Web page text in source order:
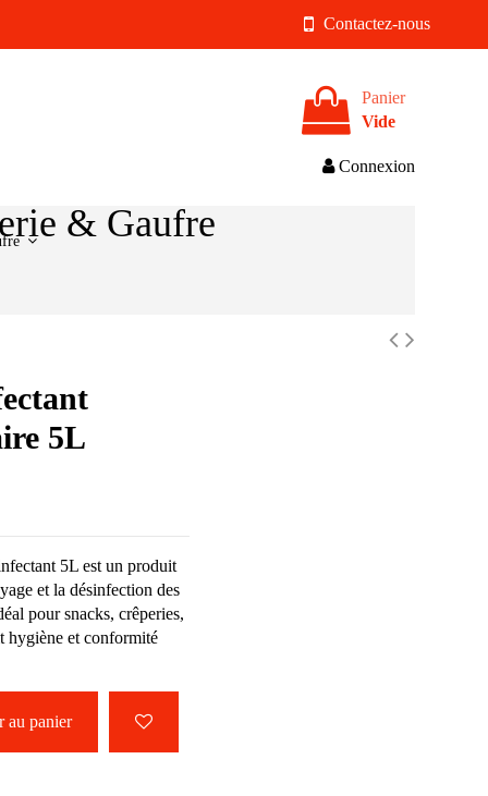
Contactez-nous
Panier
Vide
Connexion
5L
5L est un produit
et la désinfection des
pour snacks, crêperies,
hygiène et conformité
au panier